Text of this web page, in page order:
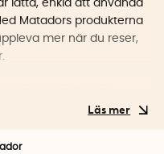
lätta, enkla att använda
Matadors produkterna
mer när du reser,
Produkterna har noga
produkten presterar